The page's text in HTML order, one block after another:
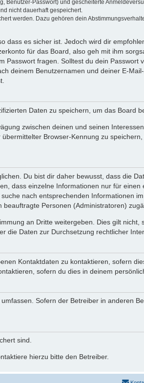
Passwort) und gescheiterte
nicht dauerhaft gespeichert.
werden. Dazu gehören dein
dass es sicher ist. Jedoch wird dir
für das Board, also geh mit ihm
fragen. Solltest du dein Passwort
deinem Benutzernamen und deiner E-
Daten zu speichern, um das Board
zwischen deinen und seinen
Browser-Kennung zu
Du bist dir daher bewusst, dass die
dass einzelne Informationen nur für
nach entsprechenden Informationen
Personen (Administratoren)
an Dritte weitergeben. Dies gilt
die Daten zur Durchsetzung rechtlicher
Kontaktdaten zu kontaktieren, sofern
sofern du dies in deinem
Sofern der Betreiber in anderen
sind.
hierzu bitte den Betreiber.